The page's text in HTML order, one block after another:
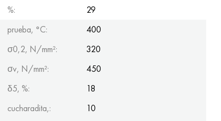
%:
29
prueba, °С:
400
σ0,2, N/mm²:
320
σv, N/mm²:
450
δ5, %:
18
cucharadita,:
10